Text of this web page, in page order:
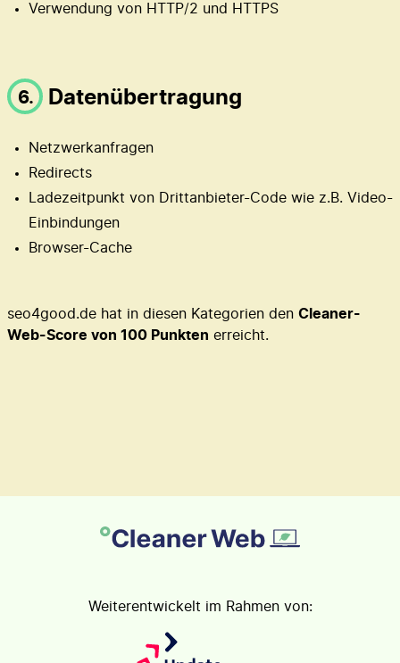
Verwendung von HTTP/2 und HTTPS
6. Datenübertragung
Netzwerkanfragen
Redirects
Ladezeitpunkt von Drittanbieter-Code wie z.B. Video-
Einbindungen
Browser-Cache
seo4good.de hat in diesen Kategorien den Cleaner-
Web-Score von 100 Punkten erreicht.
Weiterentwickelt im Rahmen von: